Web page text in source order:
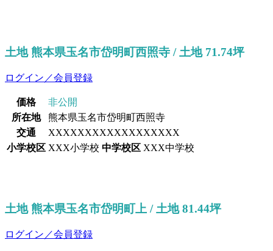
土地 熊本県玉名市岱明町西照寺 / 土地 71.74坪
ログイン／会員登録
価格
非公開
所在地
熊本県玉名市岱明町西照寺
交通
XXXXXXXXXXXXXXXXXX
小学校区 XXX小学校 中学校区 XXX中学校
土地 熊本県玉名市岱明町上 / 土地 81.44坪
ログイン／会員登録